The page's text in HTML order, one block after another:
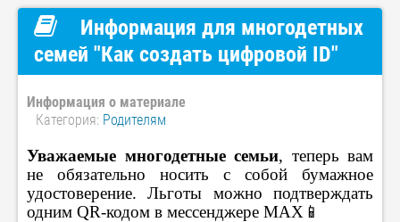
Информация для многодетных
семей "Как создать цифровой ID"
Информация о материале
Категория: Родителям
Уважаемые многодетные семьи, теперь вам
не обязательно носить с собой бумажное
удостоверение. Льготы можно подтверждать
одним QR-кодом в мессенджере MAX📱